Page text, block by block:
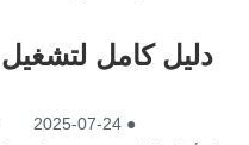
دليل كامل
●
2025-07-24